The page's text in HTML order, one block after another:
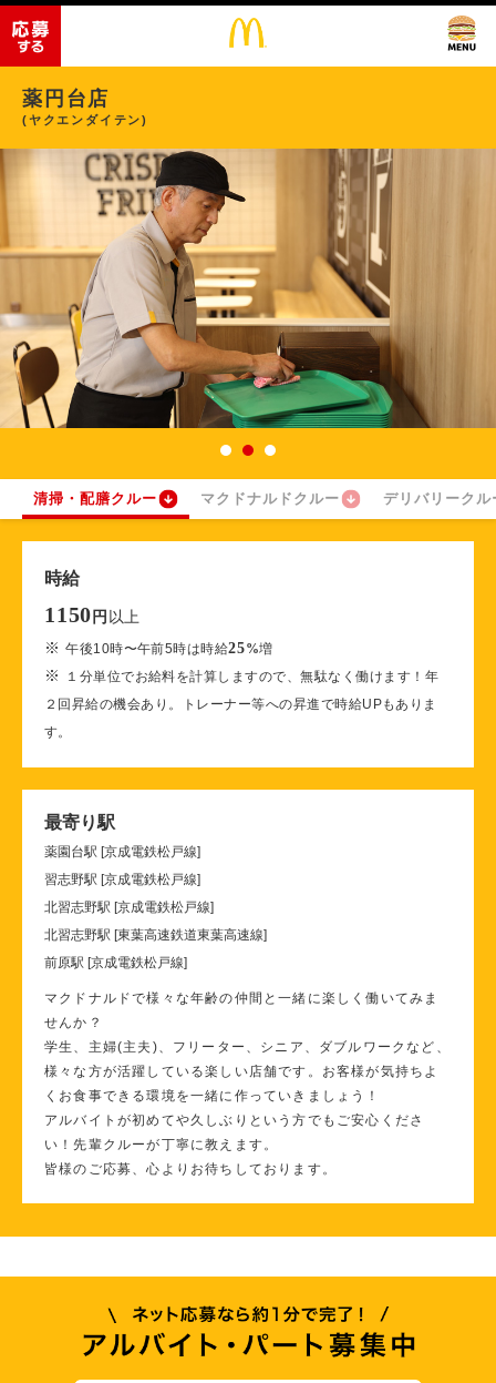
薬円台店
(ヤクエンダイテン)
清掃・配膳クルー マクドナルドクルー デリバリークル
時給
1150 円 以上
※午後10時〜午前5時は時給25%増
※
１分単位でお給料を計算しますので、無駄なく働けます！年
２回昇給の機会あり。トレーナー等への昇進で時給UPもありま
す。
最寄り駅
薬園台駅 [京成電鉄松戸線]
習志野駅 [京成電鉄松戸線]
北習志野駅 [京成電鉄松戸線]
北習志野駅 [東葉高速鉄道東葉高速線]
前原駅 [京成電鉄松戸線]
マクドナルドで様々な年齢の仲間と一緒に楽しく働いてみま
せんか？
学生、主婦(主夫)、フリーター、シニア、ダブルワークなど、
様々な方が活躍している楽しい店舗です。お客様が気持ちよ
くお食事できる環境を一緒に作っていきましょう！
アルバイトが初めてや久しぶりという方でもご安心くださ
い！先輩クルーが丁寧に教えます。
皆様のご応募、心よりお待ちしております。